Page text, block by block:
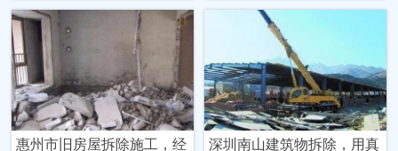
惠州市旧房屋拆除施工，经
深圳南山建筑物拆除，用真